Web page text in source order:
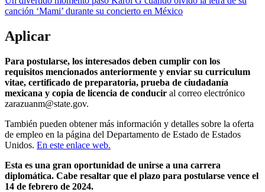
canción ‘Mami’ durante su concierto en México
Aplicar
Para postularse, los interesados deben cumplir con los
requisitos mencionados anteriormente y enviar su curriculum
vitae, certificado de preparatoria, prueba de ciudadanía
mexicana y copia de licencia de conducir al correo electrónico
zarazuanm@state.gov.
También pueden obtener más información y detalles sobre la oferta
de empleo en la página del Departamento de Estado de Estados
Unidos. En este enlace web.
Esta es una gran oportunidad de unirse a una carrera
diplomática. Cabe resaltar que el plazo para postularse vence el
14 de febrero de 2024.